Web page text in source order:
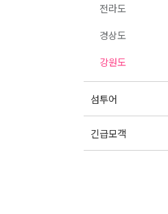
전라도
경상도
강원도
섬투어
긴급모객